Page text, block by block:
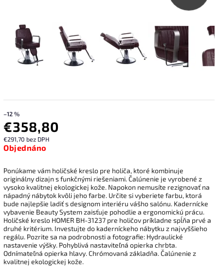
–12 %
€358,80
€291,70 bez DPH
Objednáno
Ponúkame vám holičské kreslo pre holiča, ktoré kombinuje
originálny dizajn s funkčnými riešeniami. Čalúnenie je vyrobené z
vysoko kvalitnej ekologickej kože. Napokon nemusíte rezignovať na
nápadný nábytok kvôli jeho farbe. Určite si vyberiete farbu, ktorá
bude najlepšie ladiť s designom interiéru vášho salónu. Kadernícke
vybavenie Beauty System zaisťuje pohodlie a ergonomickú prácu.
Holičské kreslo HOMER BH-31237 pre holičov príkladne spĺňa prvé a
druhé kritérium. Investujte do kaderníckeho nábytku z najvyššieho
regálu. Pozrite sa na podrobnosti a fotografie: Hydraulické
nastavenie výšky. Pohyblivá nastaviteľná opierka chrbta.
Odnímateľná opierka hlavy. Chrómovaná základňa. Čalúnenie z
kvalitnej ekologickej kože.